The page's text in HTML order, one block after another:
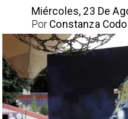
Miércoles, 23 De
Constanza
Por